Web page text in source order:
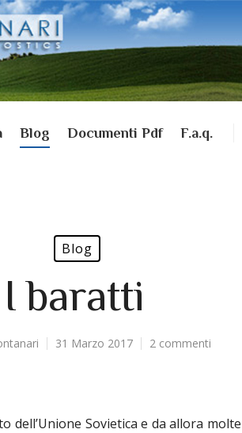
Blog Documenti Pdf F.a.q.
Blog
I baratti
31 Marzo 2017 2 commenti
dell’Unione Sovietica e da allora molte